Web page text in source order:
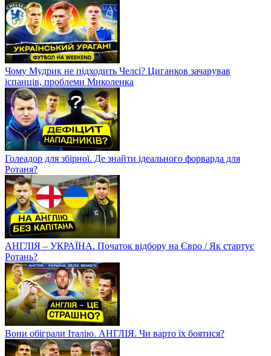
Чому Мудрик не підходить Челсі? Циганков зачарував
іспанців, проблеми Миколенка
Голеадор для збірної. Де знайти ідеального форварда для
Ротаня?
АНГЛІЯ – УКРАЇНА. Початок відбору на Євро / Як стартує
Ротань?
Вони обіграли Італію. АНГЛІЯ. Чи варто їх боятися?